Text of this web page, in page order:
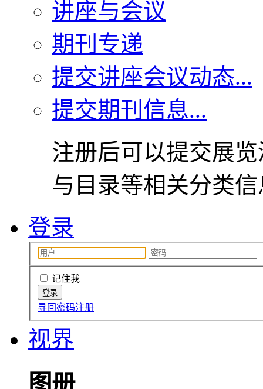
讲座与会议
期刊专递
提交讲座会议动态...
提交期刊信息...
注册后可以提交展
与目录等相关分类
登录
记住我
寻回密码注册
视界